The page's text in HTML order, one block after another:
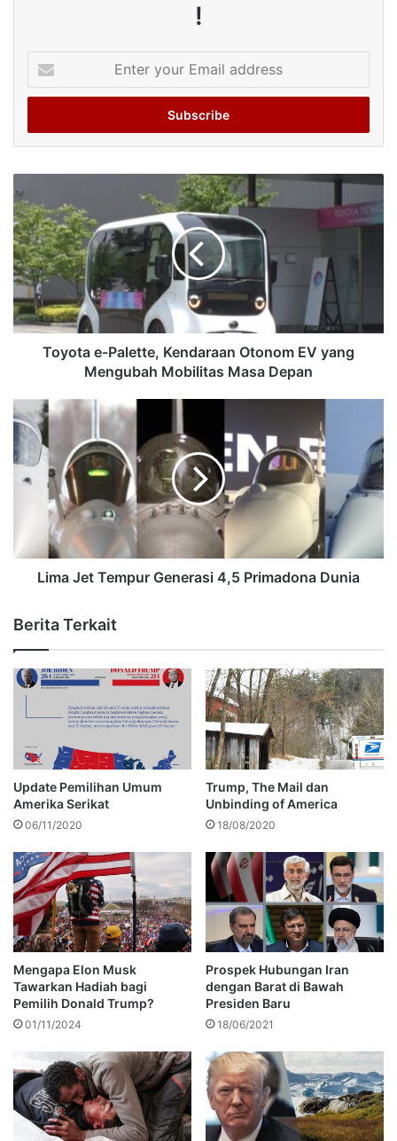
!
your
Email
Toyota e-Palette, Kendaraan Otonom EV yang
Mengubah Mobilitas Masa Depan
Lima Jet Tempur Generasi 4,5 Primadona Dunia
Berita Terkait
Update Pemilihan Umum
Amerika Serikat
06/11/2020
Trump, The Mail dan
Unbinding of America
18/08/2020
Mengapa Elon Musk
Tawarkan Hadiah bagi
Pemilih Donald Trump?
01/11/2024
Prospek Hubungan Iran
dengan Barat di Bawah
Presiden Baru
18/06/2021